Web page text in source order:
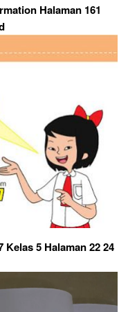
Halaman 161
5 Halaman 22 24